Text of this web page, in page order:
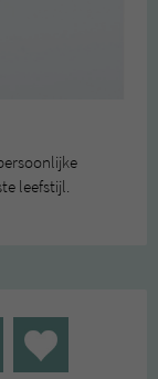
leefstijl.